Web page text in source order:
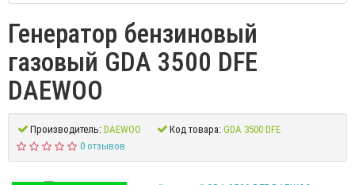
Генератор бензиновый
газовый GDA 3500 DFE
DAEWOO
Производитель: DAEWOO Код товара: GDA 3500 DFE
0 отзывов